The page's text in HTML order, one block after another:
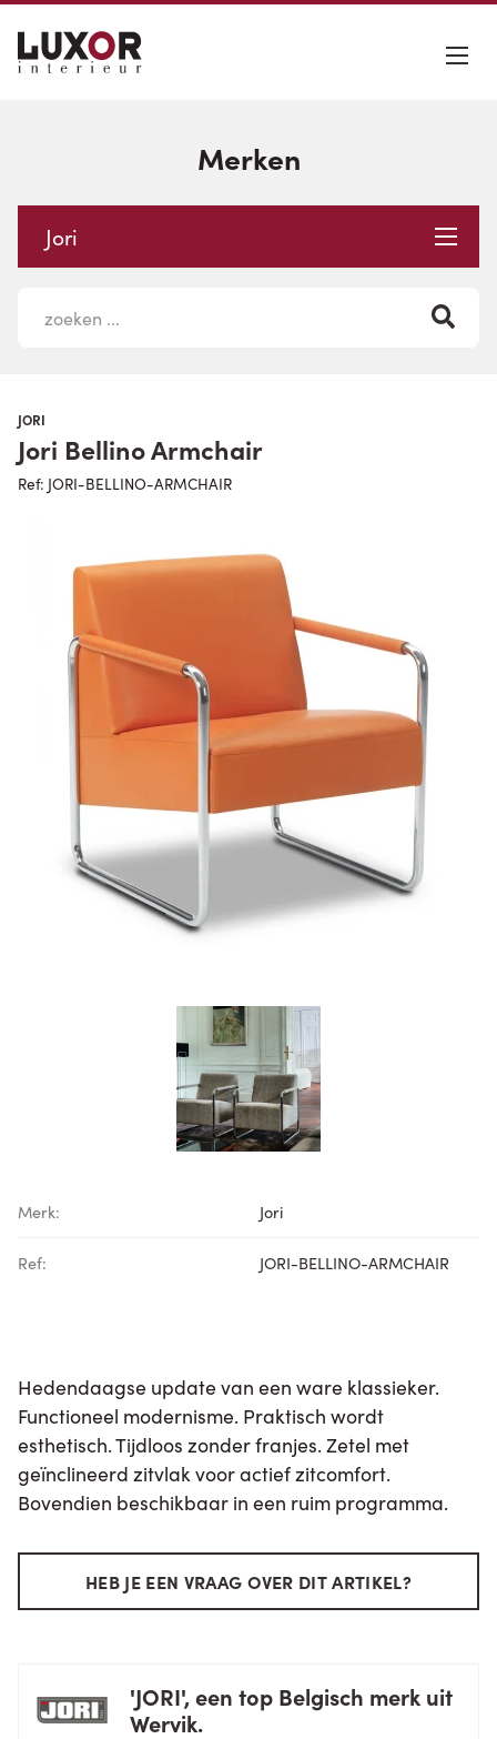
Merken
Jori
JORI
Jori Bellino Armchair
Ref: JORI-BELLINO-ARMCHAIR
Merk: Jori
Ref: JORI-BELLINO-ARMCHAIR
Hedendaagse update van een ware klassieker.
Functioneel modernisme. Praktisch wordt
esthetisch. Tijdloos zonder franjes. Zetel met
geïnclineerd zitvlak voor actief zitcomfort.
Bovendien beschikbaar in een ruim programma.
HEB JE EEN VRAAG OVER DIT ARTIKEL?
'JORI', een top Belgisch merk uit
Wervik.